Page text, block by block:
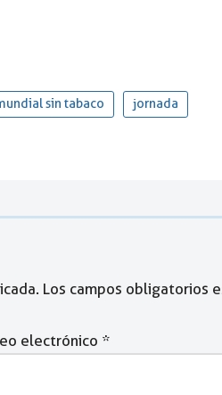
sin tabaco jornada
Los campos obligatorios
electrónico *